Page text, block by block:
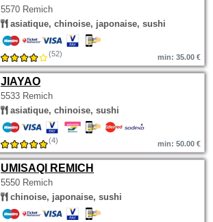
5570 Remich
asiatique, chinoise, japonaise, sushi
(52) min: 35.00 €
JIAYAO
5533 Remich
asiatique, chinoise, sushi
(4) min: 50.00 €
UMISAQI REMICH
5550 Remich
chinoise, japonaise, sushi